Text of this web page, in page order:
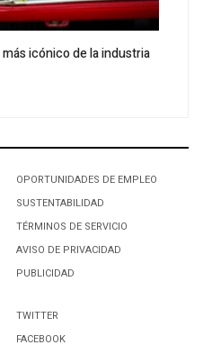
icónico de la industria
OPORTUNIDADES DE EMPLEO
SUSTENTABILIDAD
TÉRMINOS DE SERVICIO
AVISO DE PRIVACIDAD
PUBLICIDAD
TWITTER
FACEBOOK